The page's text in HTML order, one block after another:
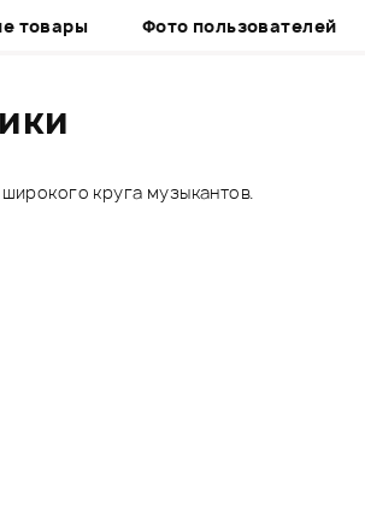
товары Фото пользователей
круга музыкантов.